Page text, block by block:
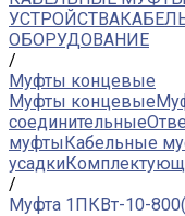
УСТРОЙСТВА
ОБОРУДОВАНИЕ
/
Муфты концевые
Муфты концевые
соединительные
муфтыКабельные
усадки
/
Муфта 1ПКВт-10-